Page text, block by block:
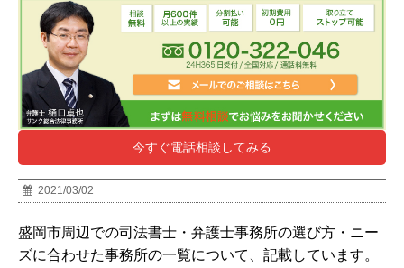
今すぐ電話相談してみる
2021/03/02
盛岡市周辺 での司法書士・弁護士事務所の選び方・ニー
ズに合わせた事務所の一覧について、記載しています。